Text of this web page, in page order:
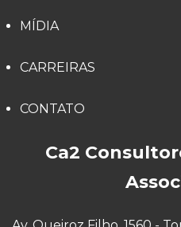
MÍDIA
CARREIRAS
CONTATO
Ca2